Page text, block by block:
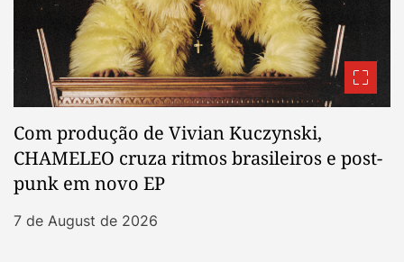
Com produção de Vivian Kuczynski,
CHAMELEO cruza ritmos brasileiros e post-
punk em novo EP
7 de August de 2026